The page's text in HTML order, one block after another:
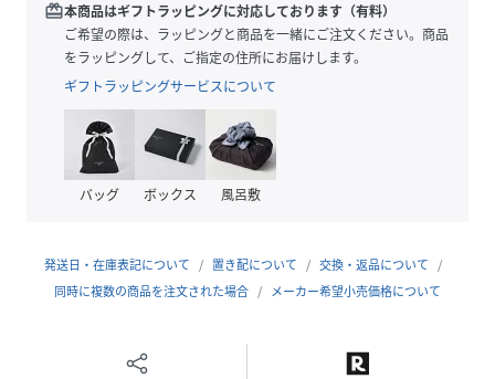
■サイズ
ウエストとヒップ周りはゆとりを持たせながら、裾にかけ絞
りをかけたパターン。リラックスした雰囲気をもたせつつ、
クリーンな印象です。
柔らかな質感を持たせたコットンツイル素材を使用。
（詳細は商品についている品質表示ラベルをご覧ください）
※撮影環境による光の当たり具合やパソコンなどの閲覧環境
redeem本商品はギフトラッピングに対応しております（有料）
ご希望の際は、ラッピングと商品を一緒にご注文ください。商品
をラッピングして、ご指定の住所にお届けします。
ギフトラッピングサービスについて
バッグ ボックス 風呂敷
発送日・在庫表記について 置き配について
交換・返品について
同時に複数の商品を注文された場合
メーカー希望小売価格について